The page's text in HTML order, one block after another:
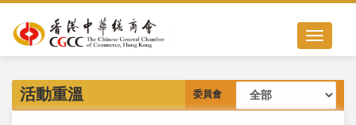
Toggle
活動重溫 委員會